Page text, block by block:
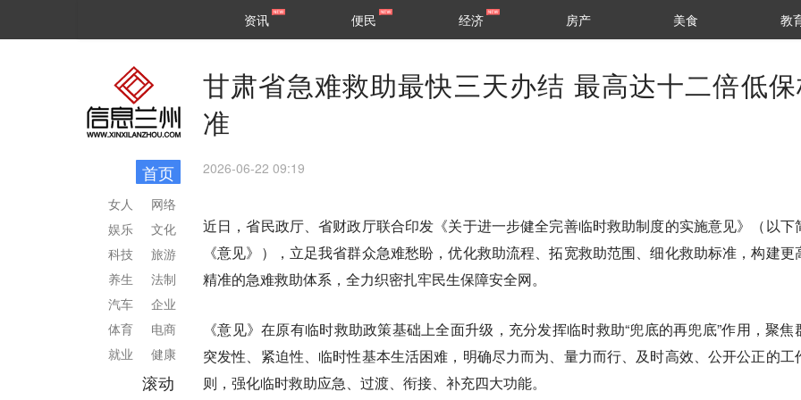
区县
资讯 便民 经济 房产 美食 教
首页
网络
文化
旅游
法制
企业
电商
健康
女人
娱乐
科技
养生
汽车
体育
就业
滚动
甘肃省急难救助最快三天办结 最高达十二倍低
准
2026-06-22 09:19
近日，省民政厅、省财政厅联合印发《关于进一步健全完善临时救助制度的实施意见》（以下
《意见》），立足我省群众急难愁盼，优化救助流程、拓宽救助范围、细化救助标准，构建更
精准的急难救助体系，全力织密扎牢民生保障安全网。
《意见》在原有临时救助政策基础上全面升级，充分发挥临时救助“兜底的再兜底”作用，聚焦
突发性、紧迫性、临时性基本生活困难，明确尽力而为、量力而行、及时高效、公开公正的工
则，强化临时救助应急、过渡、衔接、补充四大功能。